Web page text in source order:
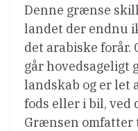
Denne grænse
landet der endnu
det arabiske forår.
går hovedsageligt
landskab og er let
fods eller i bil, ved
Grænsen omfatter